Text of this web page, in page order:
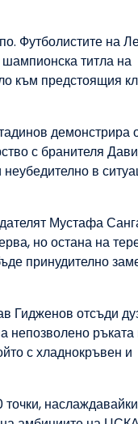
Футболистите на
титла на
към предстоящия
демонстрира
с бранителя
в
Мустафа
но остана на
принудително
Гидженов отсъди
непозволено ръката
с хладнокръвен и